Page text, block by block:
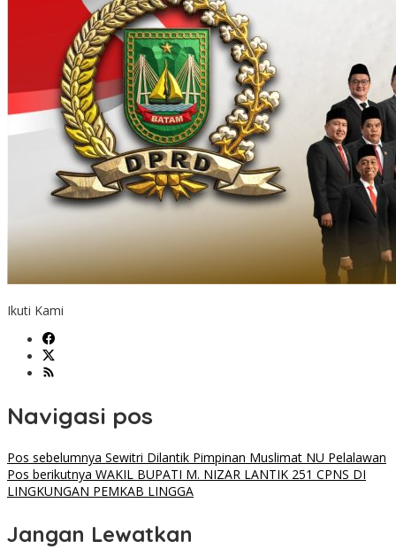
Ikuti Kami
Navigasi pos
Pos sebelumnya Sewitri Dilantik Pimpinan Muslimat NU Pelalawan
Pos berikutnya WAKIL BUPATI M. NIZAR LANTIK 251 CPNS DI
LINGKUNGAN PEMKAB LINGGA
Jangan Lewatkan